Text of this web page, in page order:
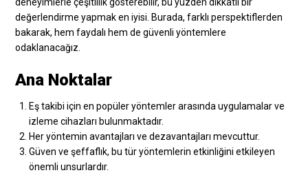
değerlendirme yapmak en iyisi. Burada, farklı perspektiflerden
bakarak, hem faydalı hem de güvenli yöntemlere
odaklanacağız.
Ana Noktalar
Eş takibi için en popüler yöntemler arasında uygulamalar ve
izleme cihazları bulunmaktadır.
Her yöntemin avantajları ve dezavantajları mevcuttur.
Güven ve şeffaflık, bu tür yöntemlerin etkinliğini etkileyen
önemli unsurlardır.